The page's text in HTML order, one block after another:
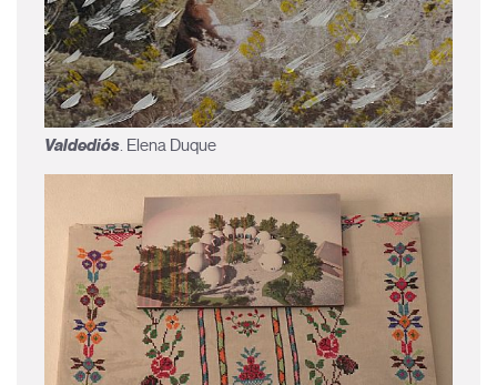
Valdediós. Elena Duque